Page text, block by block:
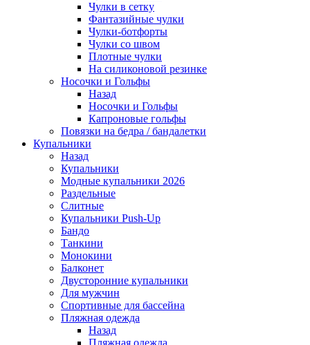
Чулки в сетку
Фантазийные чулки
Чулки-ботфорты
Чулки со швом
Плотные чулки
На силиконовой резинке
Носочки и Гольфы
Назад
Носочки и Гольфы
Капроновые гольфы
Повязки на бедра / бандалетки
Купальники
Назад
Купальники
Модные купальники 2026
Раздельные
Слитные
Купальники Push-Up
Бандо
Танкини
Монокини
Балконет
Двусторонние купальники
Для мужчин
Спортивные для бассейна
Пляжная одежда
Назад
Пляжная одежда